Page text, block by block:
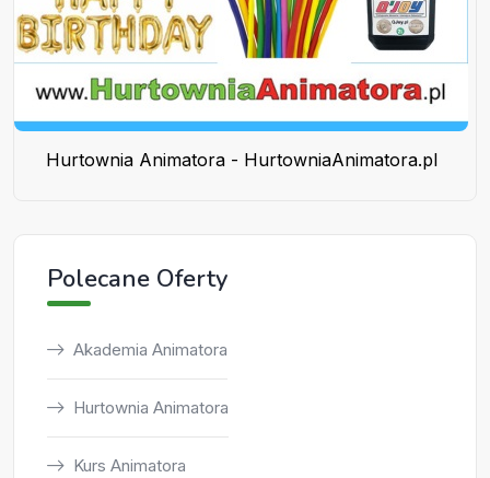
Hurtownia Animatora - HurtowniaAnimatora.pl
Polecane Oferty
Akademia Animatora
Hurtownia Animatora
Kurs Animatora